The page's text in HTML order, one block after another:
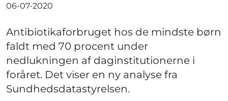
06-07-2020
Antibiotikaforbruget hos de mindste børn
faldt med 70 procent under
nedlukningen af daginstitutionerne i
foråret. Det viser en ny analyse fra
Sundhedsdatastyrelsen.